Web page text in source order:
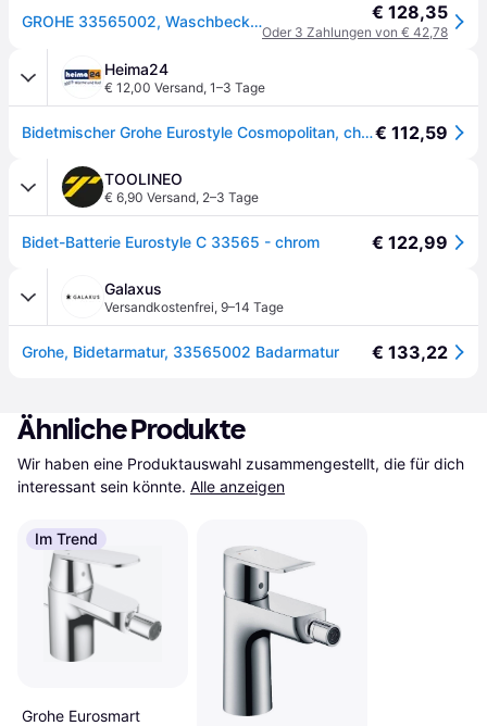
GROHE 33565002, Waschbecken € 128,35
Oder 3 Zahlungen von € 42,78
Heima24
€ 12,00 Versand, 1–3 Tage
Bidetmischer Grohe Eurostyle Cosmopolitan, chrom - 33565002€ 112,59
TOOLINEO
€ 6,90 Versand, 2–3 Tage
Bidet-Batterie Eurostyle C 33565 - chrom € 122,99
Galaxus
Versandkostenfrei, 9–14 Tage
Grohe, Bidetarmatur, 33565002 Badarmatur € 133,22
Ähnliche Produkte
Wir haben eine Produktauswahl zusammengestellt, die für dich
interessant sein könnte. Alle anzeigen
Im Trend
Grohe Eurosmart